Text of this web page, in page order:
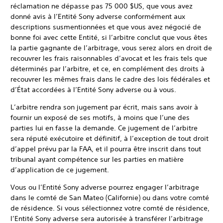
réclamation ne dépasse pas 75 000 $US, que vous avez
donné avis à l’Entité Sony adverse conformément aux
descriptions susmentionnées et que vous avez négocié de
bonne foi avec cette Entité, si l’arbitre conclut que vous êtes
la partie gagnante de l’arbitrage, vous serez alors en droit de
recouvrer les frais raisonnables d’avocat et les frais tels que
déterminés par l’arbitre, et ce, en complément des droits à
recouvrer les mêmes frais dans le cadre des lois fédérales et
d’État accordées à l’Entité Sony adverse ou à vous.
L’arbitre rendra son jugement par écrit, mais sans avoir à
fournir un exposé de ses motifs, à moins que l’une des
parties lui en fasse la demande. Ce jugement de l’arbitre
sera réputé exécutoire et définitif, à l’exception de tout droit
d’appel prévu par la FAA, et il pourra être inscrit dans tout
tribunal ayant compétence sur les parties en matière
d’application de ce jugement.
Vous ou l’Entité Sony adverse pourrez engager l’arbitrage
dans le comté de San Mateo (Californie) ou dans votre comté
de résidence. Si vous sélectionnez votre comté de résidence,
l’Entité Sony adverse sera autorisée à transférer l’arbitrage